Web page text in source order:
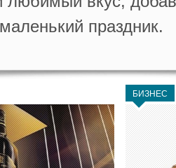
праздник.
БИЗНЕС